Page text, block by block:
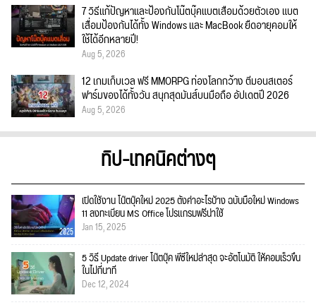
7 วิธีแก้ปัญหาและป้องกันโน๊ตบุ๊คแบตเสื่อมด้วยตัวเอง แบต
เสื่อมป้องกันได้ทั้ง Windows และ MacBook ยืดอายุคอมให้
ใช้ได้อีกหลายปี!
Aug 5, 2026
12 เกมเก็บเวล ฟรี MMORPG ท่องโลกกว้าง ตีมอนสเตอร์
ฟาร์มของได้ทั้งวัน สนุกสุดมันส์บนมือถือ อัปเดตปี 2026
Aug 5, 2026
ทิป-เทคนิคต่างๆ
เปิดใช้งาน โน๊ตบุ๊คใหม่ 2025 ตั้งค่าอะไรบ้าง ฉบับมือใหม่ Windows
11 ลงทะเบียน MS Office โปรแกรมฟรีน่าใช้
Jan 15, 2025
5 วิธี Update driver โน๊ตบุ๊ค พีซีใหม่ล่าสุด จะอัตโนมัติ ให้คอมเร็วขึ้น
ในไม่กี่นาที
Dec 12, 2024